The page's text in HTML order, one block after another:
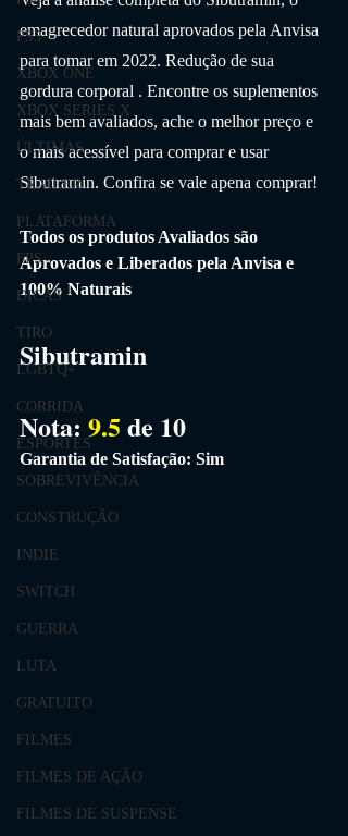
PS5
XBOX ONE
XBOX SERIES X
ÚLTIMAS
TRAILER
PLATAFORMA
FPS
DICAS
TIRO
LGBTQ+
CORRIDA
ESPORTES
SOBREVIVÊNCIA
CONSTRUÇÃO
INDIE
SWITCH
GUERRA
LUTA
GRATUITO
FILMES
FILMES DE AÇÃO
FILMES DE SUSPENSE
emagrecedor natural aprovados pela Anvisa
para tomar em 2022. Redução de sua
gordura corporal . Encontre os suplementos
mais bem avaliados, ache o melhor preço e
o mais acessível para comprar e usar
Sibutramin. Confira se vale apena comprar!
Todos os produtos Avaliados são
Aprovados e Liberados pela Anvisa e
100% Naturais
Sibutramin
Nota: 9.5 de 10
Garantia de Satisfação: Sim